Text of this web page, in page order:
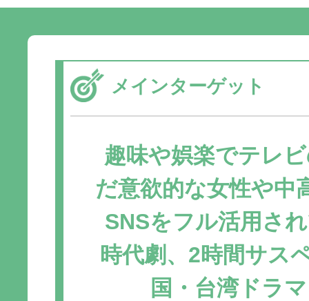
メインターゲット
趣味や娯楽でテレ
だ意欲的な女性や中
SNSをフル活用さ
時代劇、2時間サス
国・台湾ドラ